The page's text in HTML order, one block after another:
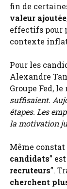
fin de
valeur ajoutée
effectifs pour
contexte
Pour les
Alexandre
Groupe Fed,
suffisaient.
étapes. Les
la motivation
Même constat
candidats”
recruteurs”.
cherchent